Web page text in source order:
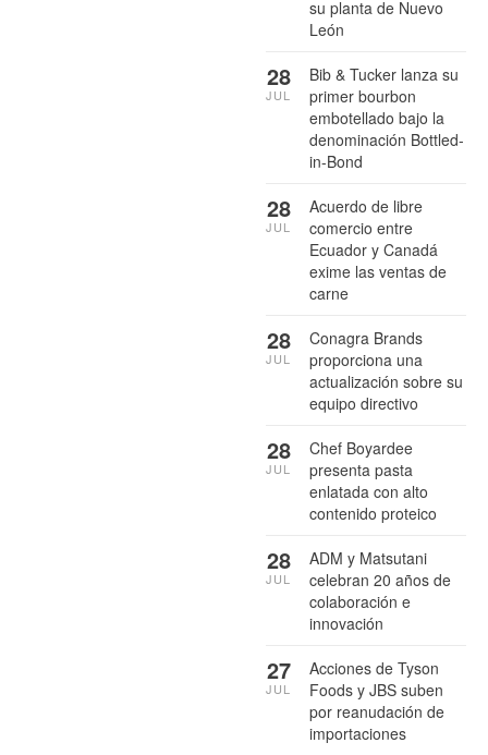
su planta de Nuevo
León
Bib & Tucker lanza su
primer bourbon
embotellado bajo la
denominación Bottled-
in-Bond
28
JUL
Acuerdo de libre
comercio entre
Ecuador y Canadá
exime las ventas de
carne
28
JUL
Conagra Brands
proporciona una
actualización sobre su
equipo directivo
28
JUL
Chef Boyardee
presenta pasta
enlatada con alto
contenido proteico
28
JUL
ADM y Matsutani
celebran 20 años de
colaboración e
innovación
28
JUL
Acciones de Tyson
Foods y JBS suben
por reanudación de
importaciones
27
JUL